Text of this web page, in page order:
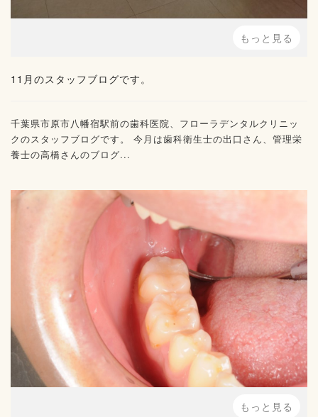
もっと見る
11月のスタッフブログです。
千葉県市原市八幡宿駅前の歯科医院、フローラデンタルクリニッ
クのスタッフブログです。 今月は歯科衛生士の出口さん、管理栄
養士の高橋さんのブログ...
もっと見る